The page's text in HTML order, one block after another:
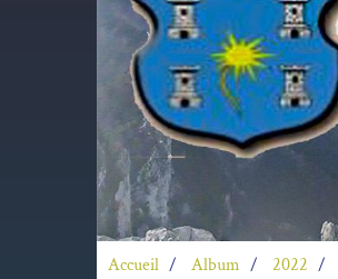
Accueil Album 2022